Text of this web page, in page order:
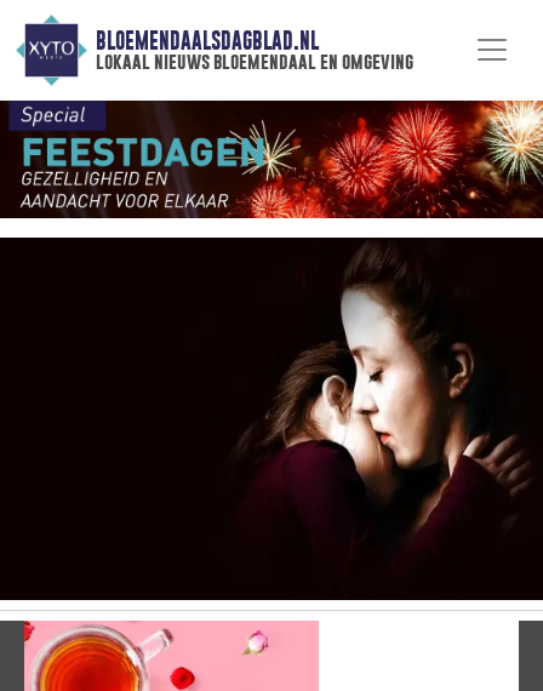
BLOEMENDAALSDAGBLAD.NL
lokaal nieuws bloemendaal en omgeving